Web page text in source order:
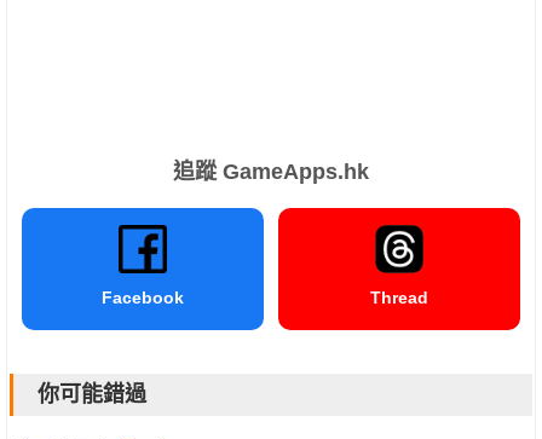
追蹤 GameApps.hk
Facebook Thread
你可能錯過